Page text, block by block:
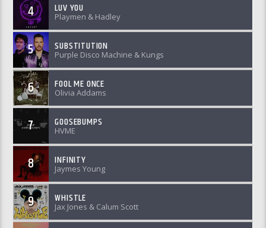
4 LUV YOU
Playmen & Hadley
5 SUBSTITUTION
Purple Disco Machine & Kungs
6 FOOL ME ONCE
Olivia Addams
7 GOOSEBUMPS
HVME
8 INFINITY
Jaymes Young
9 WHISTLE
Jax Jones & Calum Scott